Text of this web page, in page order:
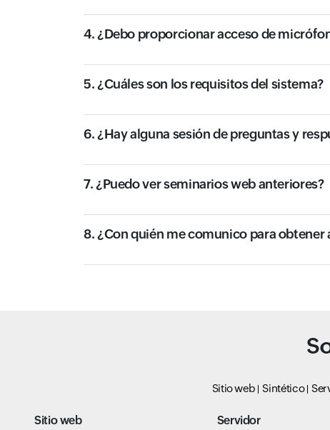
4. ¿Debo proporcionar acceso de
5. ¿Cuáles son los requisitos del sistema?
6. ¿Hay alguna sesión de preguntas y
7. ¿Puedo ver seminarios web anteriores?
8. ¿Con quién me comunico para obtener
Sitio web Sintético
Sitio web Servidor